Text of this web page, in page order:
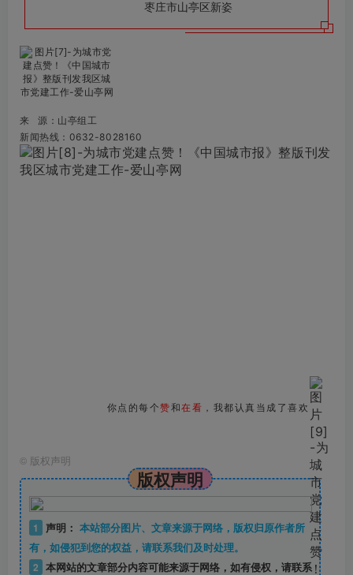
枣庄市山亭区新姿
来 源：山亭组工
新闻热线：0632-8028160
你点的每个赞和在看 ，我都认真当成了喜欢
© 版权声明
版权声明
1 声明： 本站部分图片、文章来源于网络，版权归原作者所
有，如侵犯到您的权益，请联系我们及时处理。
2 本网站的文章部分内容可能来源于网络，如有侵权，请联系